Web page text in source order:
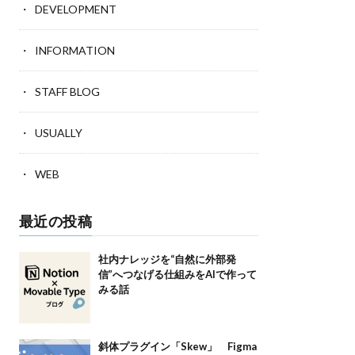
DEVELOPMENT
INFORMATION
STAFF BLOG
USUALLY
WEB
最近の投稿
社内ナレッジを“自然に外部発
信”へつなげる仕組みをAIで作って
みる話
斜体プラグイン「Skew」 Figma